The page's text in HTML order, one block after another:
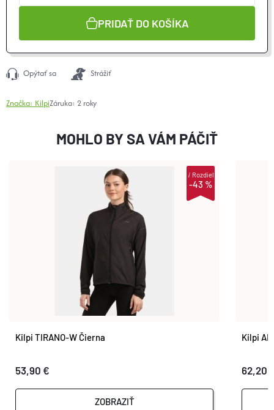
PRIDAŤ DO KOŠÍKA
Opýtať sa Strážiť
Značka: KilpiZáruka: 2 roky
MOHLO BY SA VÁM PÁČIŤ
-43 %
iRozdiel
Kilpi TIRANO-W Čierna
53,90 €
ZOBRAZIŤ
Kilpi
62,20